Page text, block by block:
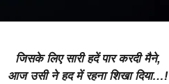
जिसके लिए सारी हदें पार करदी मैने,
आज उसी ने हद में रहना शिखा दिया…!